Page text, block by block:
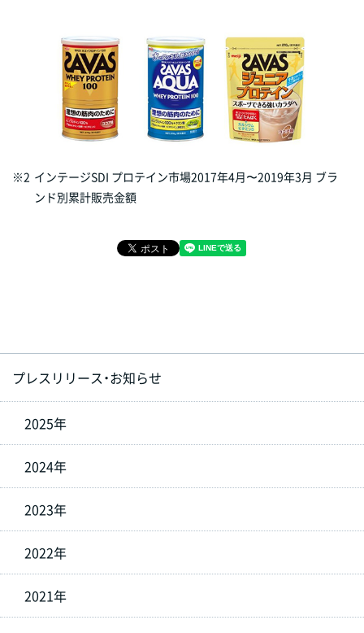
※2 インテージSDI プロテイン市場2017年4月〜2019年3月 ブラ
ンド別累計販売金額
プレスリリース・お知らせ
2025年
2024年
2023年
2022年
2021年